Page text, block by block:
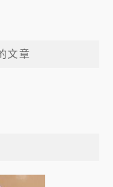
文章